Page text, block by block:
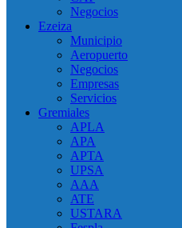
Negocios
Ezeiza
Municipio
Aeropuerto
Negocios
Empresas
Servicios
Gremiales
APLA
APA
APTA
UPSA
AAA
ATE
USTARA